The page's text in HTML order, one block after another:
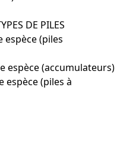
DE PILES
(piles
espèce (accumulateurs)
espèce (piles à